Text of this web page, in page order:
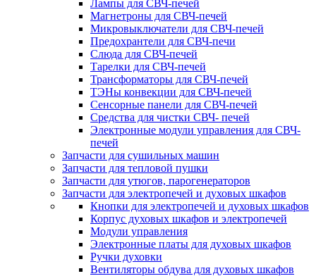
Лампы для СВЧ-печей
Магнетроны для СВЧ-печей
Микровыключатели для СВЧ-печей
Предохрантели для СВЧ-печи
Слюда для СВЧ-печей
Тарелки для СВЧ-печей
Трансформаторы для СВЧ-печей
ТЭНы конвекции для СВЧ-печей
Сенсорные панели для СВЧ-печей
Средства для чистки СВЧ- печей
Электронные модули управления для СВЧ-
печей
Запчасти для сушильных машин
Запчасти для тепловой пушки
Запчасти для утюгов, парогенераторов
Запчасти для электропечей и духовых шкафов
Кнопки для электропечей и духовых шкафов
Корпус духовых шкафов и электропечей
Модули управления
Электронные платы для духовых шкафов
Ручки духовки
Вентиляторы обдува для духовых шкафов